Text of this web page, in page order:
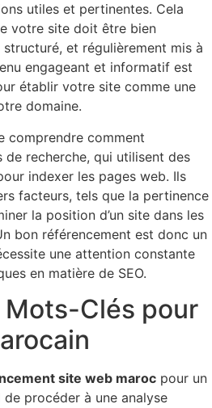
utiles et pertinentes. Cela
votre site doit être bien
et régulièrement mis à
engageant et informatif est
établir votre site comme une
domaine.
comprendre comment
recherche, qui utilisent des
indexer les pages web. Ils
facteurs, tels que la pertinence
la position d’un site dans les
bon référencement est donc un
une attention constante
en matière de SEO.
Mots-Clés pour
site web maroc pour un
procéder à une analyse